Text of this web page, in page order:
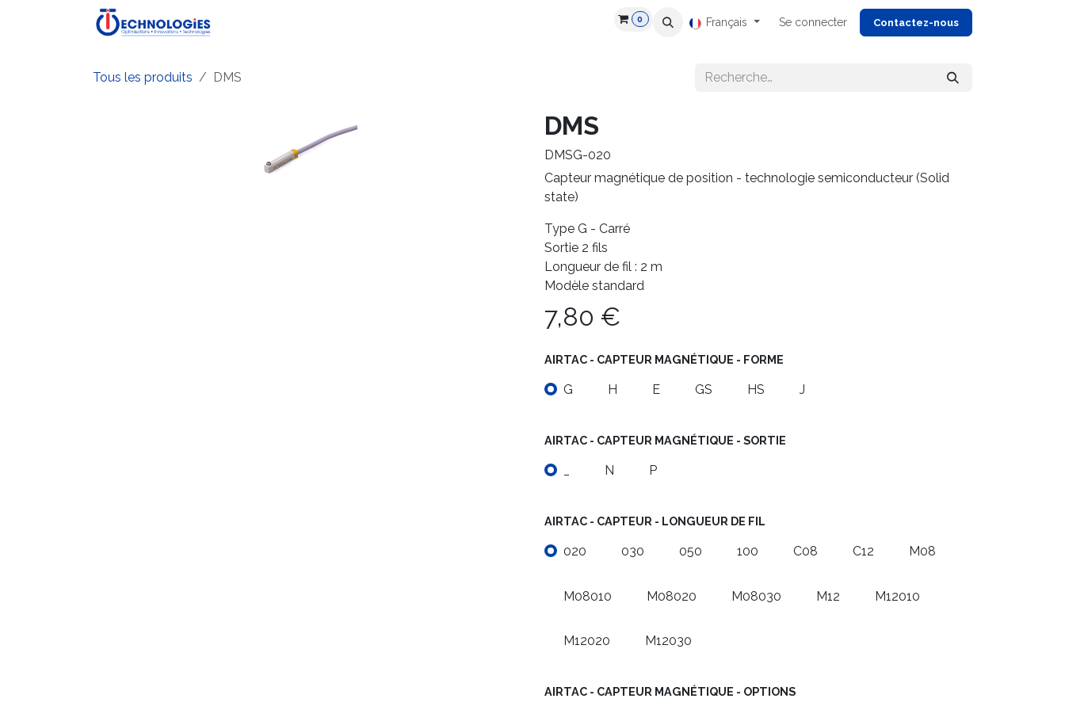
Se rendre au contenu
Recrutement Ressources
0 Français Se connecter Contactez-nous
Tous les produits DMS
DMS
DMSG-020
Capteur magnétique de position - technologie semiconducteur (Solid
state)
Type G - Carré
Sortie 2 fils
Longueur de fil : 2 m
Modèle standard
7,80 €
AIRTAC - CAPTEUR MAGNÉTIQUE - FORME
G H E GS HS J
AIRTAC - CAPTEUR MAGNÉTIQUE - SORTIE
N P
AIRTAC - CAPTEUR - LONGUEUR DE FIL
020 030 050 100 C08 C12 M08
M08010 M08020 M08030 M12 M12010
M12020 M12030
AIRTAC - CAPTEUR MAGNÉTIQUE - OPTIONS